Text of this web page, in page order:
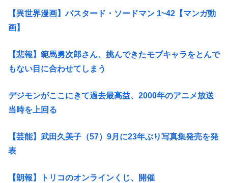
【異世界漫画】バスタード・ソードマン 1~42【マンガ動
画】
【悲報】範馬勇次郎さん、挑んできたモブキャラをとんで
もない目に合わせてしまう
デジモンがここにきて過去最高益、2000年のアニメ放送
当時を上回る
【芸能】武田久美子（57）9月に23年ぶり写真集発売を発
表
【朗報】トリコのオンラインくじ、開催